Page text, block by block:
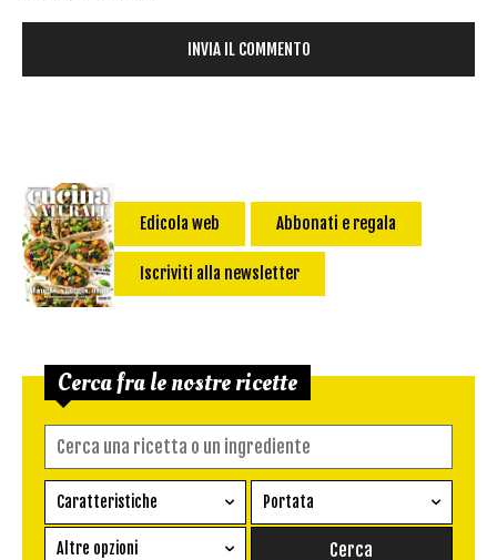
Edicola web Abbonati e regala
Iscriviti alla newsletter
Cerca fra le nostre ricette
Caratteristiche
Ricetta vegetariana
Portata
Altre opzioni